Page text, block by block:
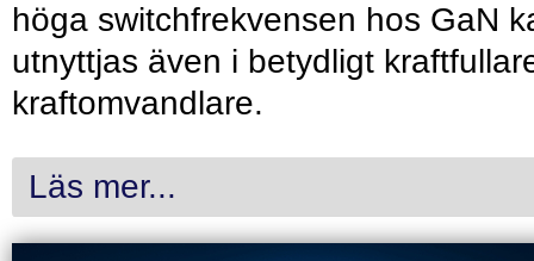
höga switchfrekvensen hos GaN
utnyttjas även i betydligt
kraftomvandlare.
Läs mer...